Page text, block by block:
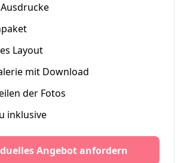
Layout
mit Download
der Fotos
inklusive
Angebot anfordern